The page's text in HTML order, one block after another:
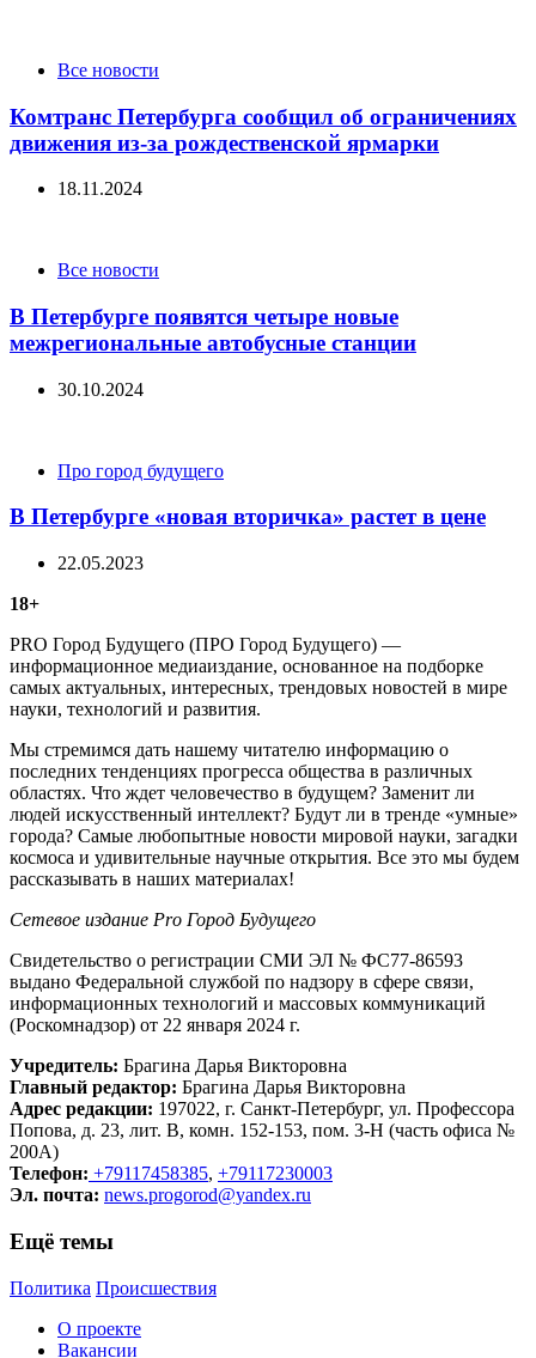
CategoriesВсе новости
Комтранс Петербурга сообщил об ограничениях
движения из-за рождественской ярмарки
18.11.2024
CategoriesВсе новости
В Петербурге появятся четыре новые
межрегиональные автобусные станции
30.10.2024
CategoriesПро город будущего
В Петербурге «новая вторичка» растет в цене
22.05.2023
18+
PRO Город Будущего (ПРО Город Будущего) —
информационное медиаиздание, основанное на подборке
самых актуальных, интересных, трендовых новостей в мире
науки, технологий и развития.
Мы стремимся дать нашему читателю информацию о
последних тенденциях прогресса общества в различных
областях. Что ждет человечество в будущем? Заменит ли
людей искусственный интеллект? Будут ли в тренде «умные»
города? Самые любопытные новости мировой науки, загадки
космоса и удивительные научные открытия. Все это мы будем
рассказывать в наших материалах!
Сетевое издание Рrо Город Будущего
Свидетельство о регистрации СМИ ЭЛ № ФС77-86593
выдано Федеральной службой по надзору в сфере связи,
информационных технологий и массовых коммуникаций
(Роскомнадзор) от 22 января 2024 г.
Учредитель: Брагина Дарья Викторовна
Главный редактор: Брагина Дарья Викторовна
Адрес редакции: 197022, г. Санкт-Петербург, ул. Профессора
Попова, д. 23, лит. В, комн. 152-153, пом. 3-Н (часть офиса №
200А)
Телефон: +79117458385, +79117230003
Эл. почта: news.progorod@yandex.ru
Ещё темы
Политика Происшествия
О проекте
Вакансии